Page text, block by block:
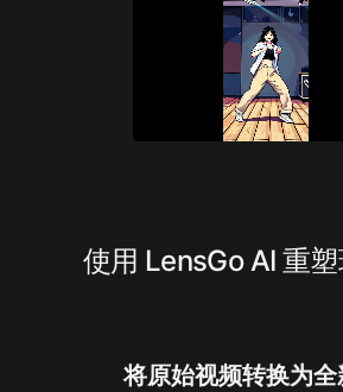
使用 LensGo AI 重
将原始视频转换为